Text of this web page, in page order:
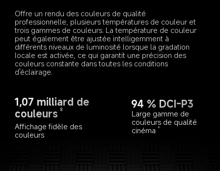
Offre un rendu des couleurs de qualité
professionnelle, plusieurs températures de couleur et
trois gammes de couleurs. La température de couleur
peut également être ajustée intelligemment à
différents niveaux de luminosité lorsque la gradation
locale est activée, ce qui garantit une précision des
couleurs constante dans toutes les conditions
d'éclairage.
1,07 milliard de
couleurs 8
Affichage fidèle des
couleurs
94 % DCI-P3
Large gamme de
couleurs de qualité
cinéma
9